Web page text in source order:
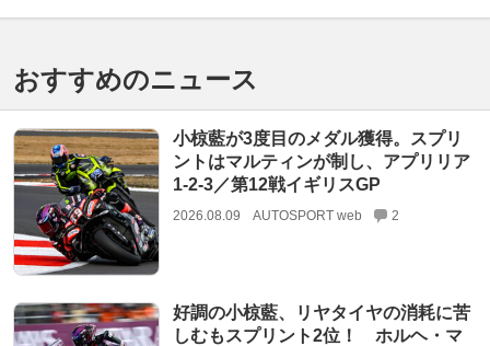
おすすめのニュース
小椋藍が3度目のメダル獲得。スプリ
ントはマルティンが制し、アプリリア
1-2-3／第12戦イギリスGP
2026.08.09 AUTOSPORT web 2
好調の小椋藍、リヤタイヤの消耗に苦
しむもスプリント2位！ ホルヘ・マ